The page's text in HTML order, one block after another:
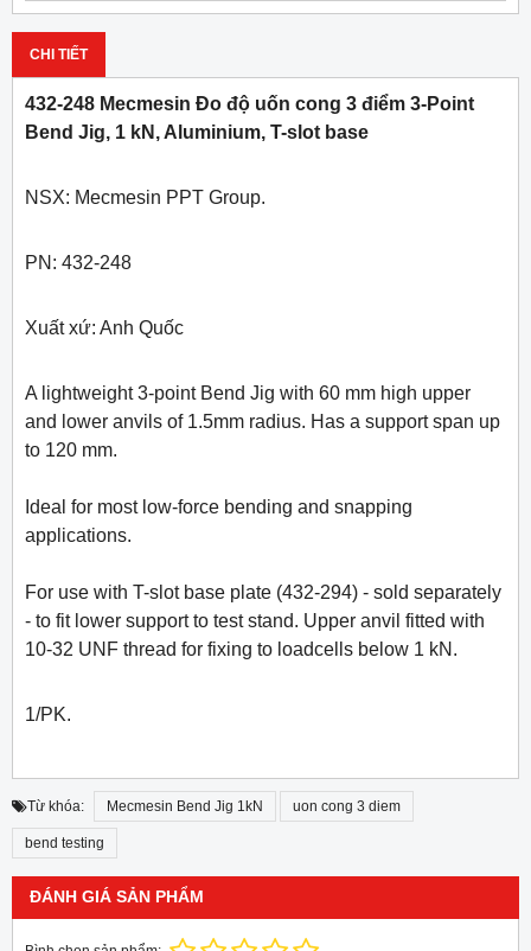
CHI TIẾT
432-248 Mecmesin Đo độ uốn cong 3 điểm 3-Point
Bend Jig, 1 kN, Aluminium, T-slot base
NSX: Mecmesin PPT Group.
PN: 432-248
Xuất xứ: Anh Quốc
A lightweight 3-point Bend Jig with 60 mm high upper
and lower anvils of 1.5mm radius. Has a support span up
to 120 mm.
Ideal for most low-force bending and snapping
applications.
For use with T-slot base plate (432-294) - sold separately
- to fit lower support to test stand. Upper anvil fitted with
10-32 UNF thread for fixing to loadcells below 1 kN.
1/PK.
Từ khóa: Mecmesin Bend Jig 1kN uon cong 3 diem
bend testing
ĐÁNH GIÁ SẢN PHẨM